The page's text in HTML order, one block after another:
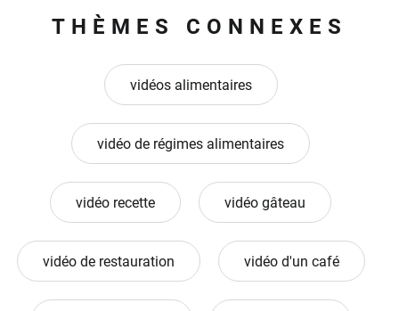
THÈMES CONNEXES
vidéos alimentaires
vidéo de régimes alimentaires
vidéo recette vidéo gâteau
vidéo de restauration vidéo d'un café